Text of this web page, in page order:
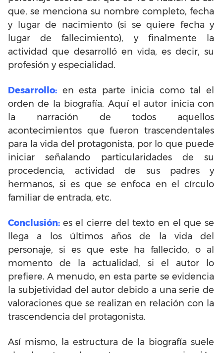
que, se menciona su nombre completo, fecha
y lugar de nacimiento (si se quiere fecha y
lugar de fallecimiento), y finalmente la
actividad que desarrolló en vida, es decir, su
profesión y especialidad.
Desarrollo: en esta parte inicia como tal el
orden de la biografía. Aquí el autor inicia con
la narración de todos aquellos
acontecimientos que fueron trascendentales
para la vida del protagonista, por lo que puede
iniciar señalando particularidades de su
procedencia, actividad de sus padres y
hermanos, si es que se enfoca en el círculo
familiar de entrada, etc.
Conclusión: es el cierre del texto en el que se
llega a los últimos años de la vida del
personaje, si es que este ha fallecido, o al
momento de la actualidad, si el autor lo
prefiere. A menudo, en esta parte se evidencia
la subjetividad del autor debido a una serie de
valoraciones que se realizan en relación con la
trascendencia del protagonista.
Así mismo, la estructura de la biografía suele